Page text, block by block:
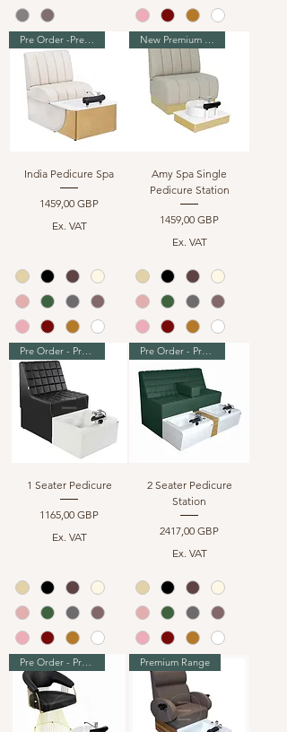
Pre Order -Premium Range
India Pedicure Spa
Precio
1459,00 GBP
Ex. VAT
New Premium Range
Amy Spa Single
Pedicure Station
Precio
1459,00 GBP
Ex. VAT
Pre Order - Premium Range
1 Seater Pedicure
Precio
1165,00 GBP
Ex. VAT
Pre Order - Premium Range
2 Seater Pedicure
Station
Precio
2417,00 GBP
Ex. VAT
Pre Order - Premium Range Premium Range